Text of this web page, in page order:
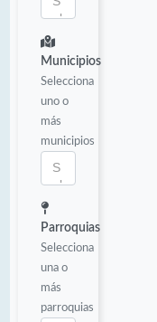
Municipios
Selecciona
uno o
más
municipios
Parroquias
Selecciona
una o
más
parroquias